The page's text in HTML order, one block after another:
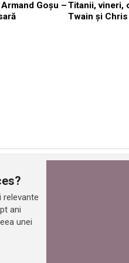
Goșu –Titanii, vineri,
Twain și
relevante
ani
unei